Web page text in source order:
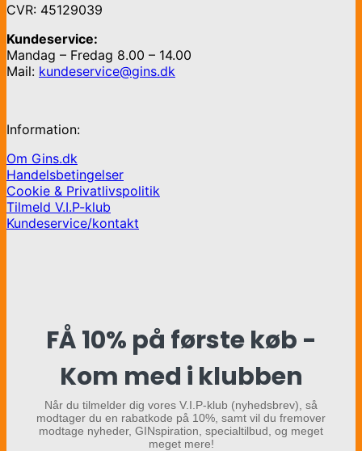
CVR: 45129039
Kundeservice:
Mandag – Fredag 8.00 – 14.00
Mail: kundeservice@gins.dk
Information:
Om Gins.dk
Handelsbetingelser
Cookie & Privatlivspolitik
Tilmeld V.I.P-klub
Kundeservice/kontakt
FÅ 10% på første køb -
Kom med i klubben
Når du tilmelder dig vores V.I.P-klub (nyhedsbrev), så
modtager du en rabatkode på 10%, samt vil du fremover
modtage nyheder, GINspiration, specialtilbud, og meget
meget mere!